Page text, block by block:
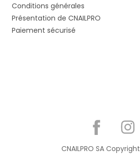
Conditions générales
Présentation de CNAILPRO
Paiement sécurisé
CNAILPRO SA Copyright